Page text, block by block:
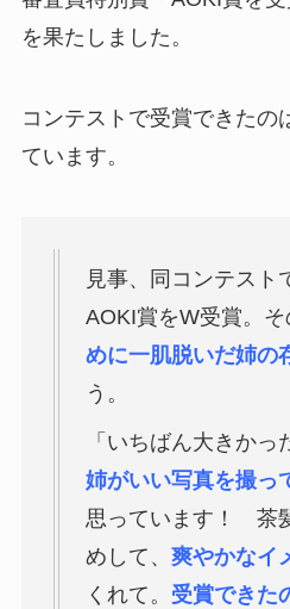
を果たしました。
コンテストで受賞できたの
ています。
見事、同コンテスト
AOKI賞をW受賞。そ
めに一肌脱いだ姉の
う。
「いちばん大きかっ
姉がいい写真を撮っ
思っています！ 茶
めして、 爽やかなイ
くれて。 受賞できた